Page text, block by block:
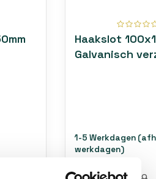
Haakslot
Galvanisch
1-5 Werkdagen
werkdagen)